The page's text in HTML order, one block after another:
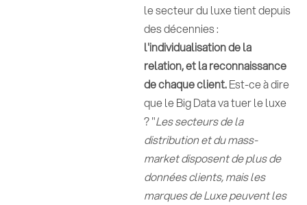
le secteur du luxe tient depuis
des décennies :
l'individualisation de la
relation, et la reconnaissance
de chaque client.Est-ce à dire
que le Big Data va tuer le luxe
? "Les secteurs de la
distribution et du mass-
market disposent de plus de
données clients, mais les
marques de Luxe peuvent les